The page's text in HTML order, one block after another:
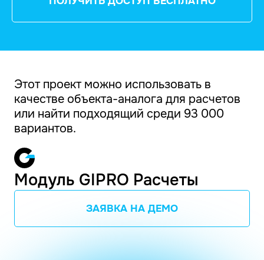
Этот проект можно использовать в
качестве объекта-аналога для расчетов
или найти подходящий среди 93 000
вариантов.
Модуль GIPRO Расчеты
ЗАЯВКА НА ДЕМО